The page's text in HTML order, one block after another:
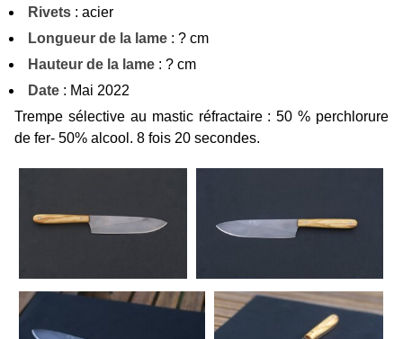
Rivets : acier
Longueur de la lame : ? cm
Hauteur de la lame : ? cm
Date : Mai 2022
Trempe sélective au mastic réfractaire : 50 % perchlorure
de fer- 50% alcool. 8 fois 20 secondes.